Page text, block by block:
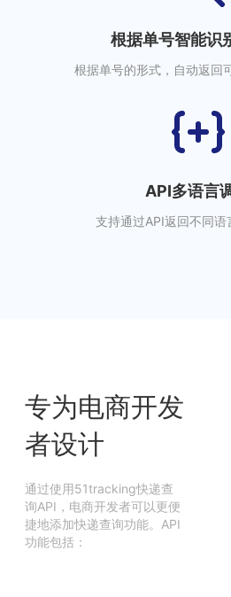
根据单号智能识
根据单号的形式，自动返回
API多语言
支持通过API返回不同语
专为电商开发
者设计
通过使用51tracking快递查
询API，电商开发者可以更便
捷地添加快递查询功能。API
功能包括：